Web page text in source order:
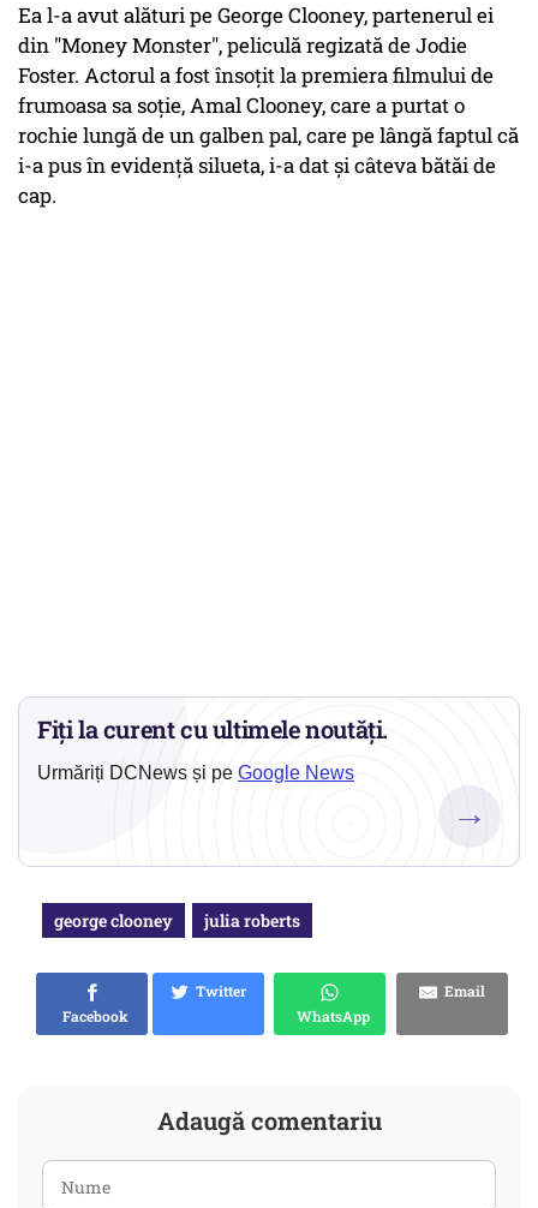
Ea l-a avut alături pe George Clooney, partenerul ei
din "Money Monster", peliculă regizată de Jodie
Foster. Actorul a fost însoțit la premiera filmului de
frumoasa sa soție, Amal Clooney, care a purtat o
rochie lungă de un galben pal, care pe lângă faptul că
i-a pus în evidență silueta, i-a dat și câteva bătăi de
cap.
Fiți la curent cu ultimele noutăți.
Urmăriți DCNews și pe Google News
→
george clooney julia roberts
Facebook
Twitter
WhatsApp
Email
Adaugă comentariu